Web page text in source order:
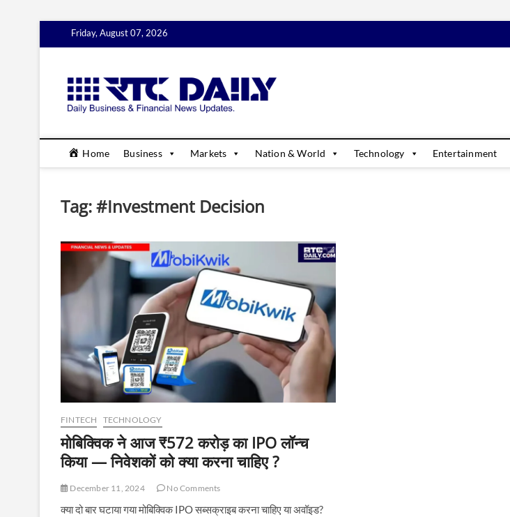
Friday, August 07, 2026
Home Business Markets Nation & World Technology Entertainment
Tag:#Investment Decision
FINTECH TECHNOLOGY
मोबिक्विक ने आज ₹572 करोड़ का IPO लॉन्च
किया — निवेशकों को क्या करना चाहिए ?
December 11, 2024 No Comments
क्या दो बार घटाया गया मोबिक्विक IPO सब्सक्राइब करना चाहिए या अवॉइड?